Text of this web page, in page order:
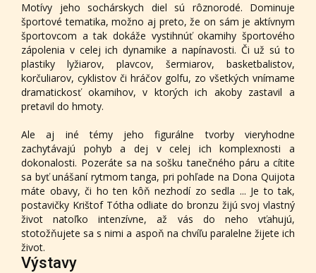
Motívy jeho sochárskych diel sú rôznorodé. Dominuje
športové tematika, možno aj preto, že on sám je aktívnym
športovcom a tak dokáže vystihnúť okamihy športového
zápolenia v celej ich dynamike a napínavosti. Či už sú to
plastiky lyžiarov, plavcov, šermiarov, basketbalistov,
korčuliarov, cyklistov či hráčov golfu, zo všetkých vnímame
dramatickosť okamihov, v ktorých ich akoby zastavil a
pretavil do hmoty.
Ale aj iné témy jeho figurálne tvorby vieryhodne
zachytávajú pohyb a dej v celej ich komplexnosti a
dokonalosti. Pozeráte sa na sošku tanečného páru a cítite
sa byť unášaní rytmom tanga, pri pohľade na Dona Quijota
máte obavy, či ho ten kôň nezhodí zo sedla ... Je to tak,
postavičky Krištof Tótha odliate do bronzu žijú svoj vlastný
život natoľko intenzívne, až vás do neho vťahujú,
stotožňujete sa s nimi a aspoň na chvíľu paralelne žijete ich
život.
Výstavy